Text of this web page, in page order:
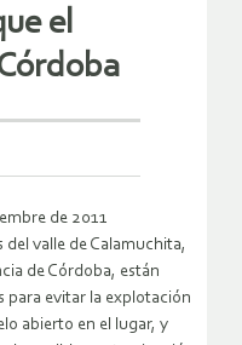
el
de 2011
del valle de Calamuchita,
de Córdoba, están
para evitar la explotación
abierto en el lugar, y